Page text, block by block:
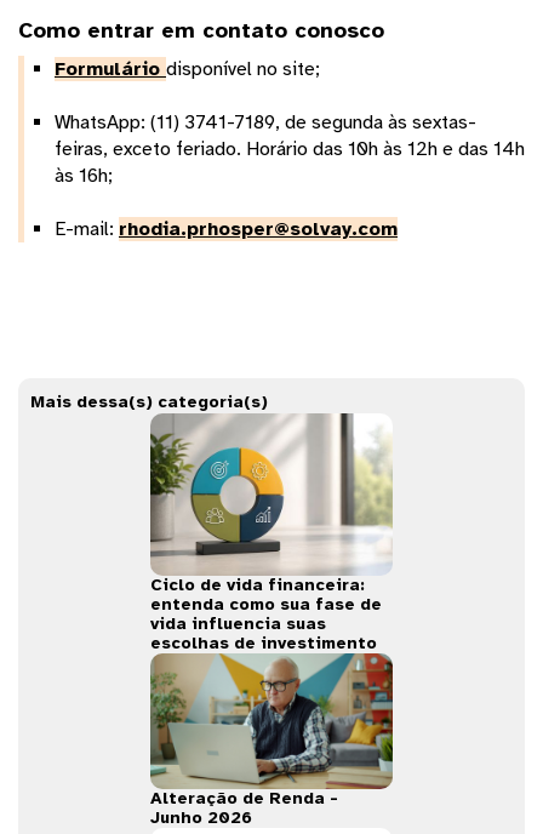
Como entrar em contato conosco
Formulário disponível no site;
WhatsApp: (11) 3741-7189, de segunda às sextas-
feiras, exceto feriado. Horário das 10h às 12h e das 14h
às 16h;
E-mail: rhodia.prhosper@solvay.com
Mais dessa(s) categoria(s)
Ciclo de vida financeira:
entenda como sua fase de
vida influencia suas
escolhas de investimento
Alteração de Renda -
Junho 2026